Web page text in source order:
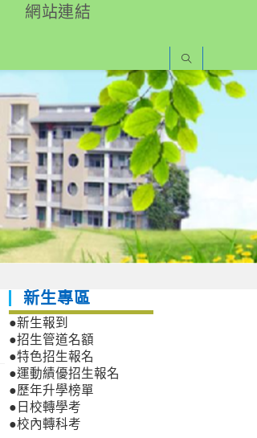
網站連結
新生專區
●新生報到
●招生管道名額
●特色招生報名
●運動績優招生報名
●歷年升學榜單
●日校轉學考
●校內轉科考